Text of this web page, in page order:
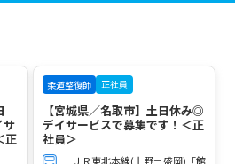
サ
正
柔道整復師 正社員
【宮城県／名取市】土日休み◎
デイサービスで募集です！＜正
社員＞
ＪＲ東北本線(上野－盛岡)「館